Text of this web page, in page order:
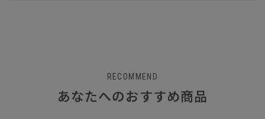
RECOMMEND
あなたへのおすすめ商品